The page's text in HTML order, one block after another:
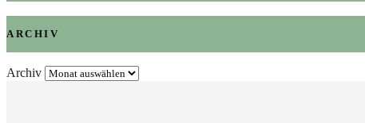
ARCHIV
Archiv